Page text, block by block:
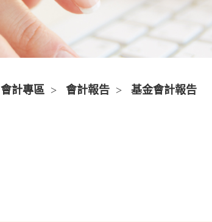
會計專區 > 會計報告 > 基金會計報告